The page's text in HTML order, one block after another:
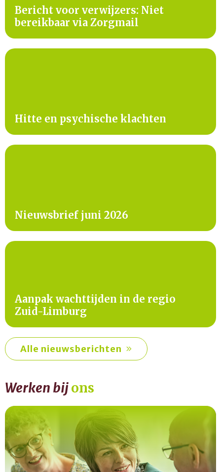
Bericht voor verwijzers: Niet
bereikbaar via Zorgmail
Hitte en psychische klachten
Nieuwsbrief juni 2026
Aanpak wachttijden in de regio
Zuid-Limburg
Alle nieuwsberichten
Werken bijons